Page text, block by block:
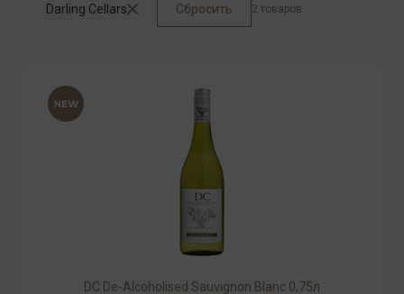
Darling Cellars Сбросить 2 товаров
DC De-Alcoholised Sauvignon Blanc 0,75л